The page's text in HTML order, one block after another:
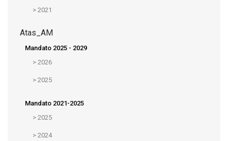
> 2021
Atas_AM
Mandato 2025 - 2029
> 2026
> 2025
Mandato 2021-2025
> 2025
> 2024